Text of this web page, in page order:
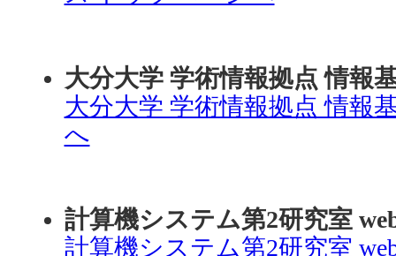
大分大学 学術情報拠点 情報
大分大学 学術情報拠点 情報
へ
計算機システム第2研究室
計算機システム第2研究室